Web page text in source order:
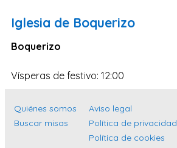
Santa Cruz de Tenerife
Cantabria
Islas Baleares
Málaga
Iglesia de Boquerizo
Boquerizo
Vísperas de festivo: 12:00
Quiénes somos
Buscar misas
Aviso legal
Política de privacidad
Política de cookies